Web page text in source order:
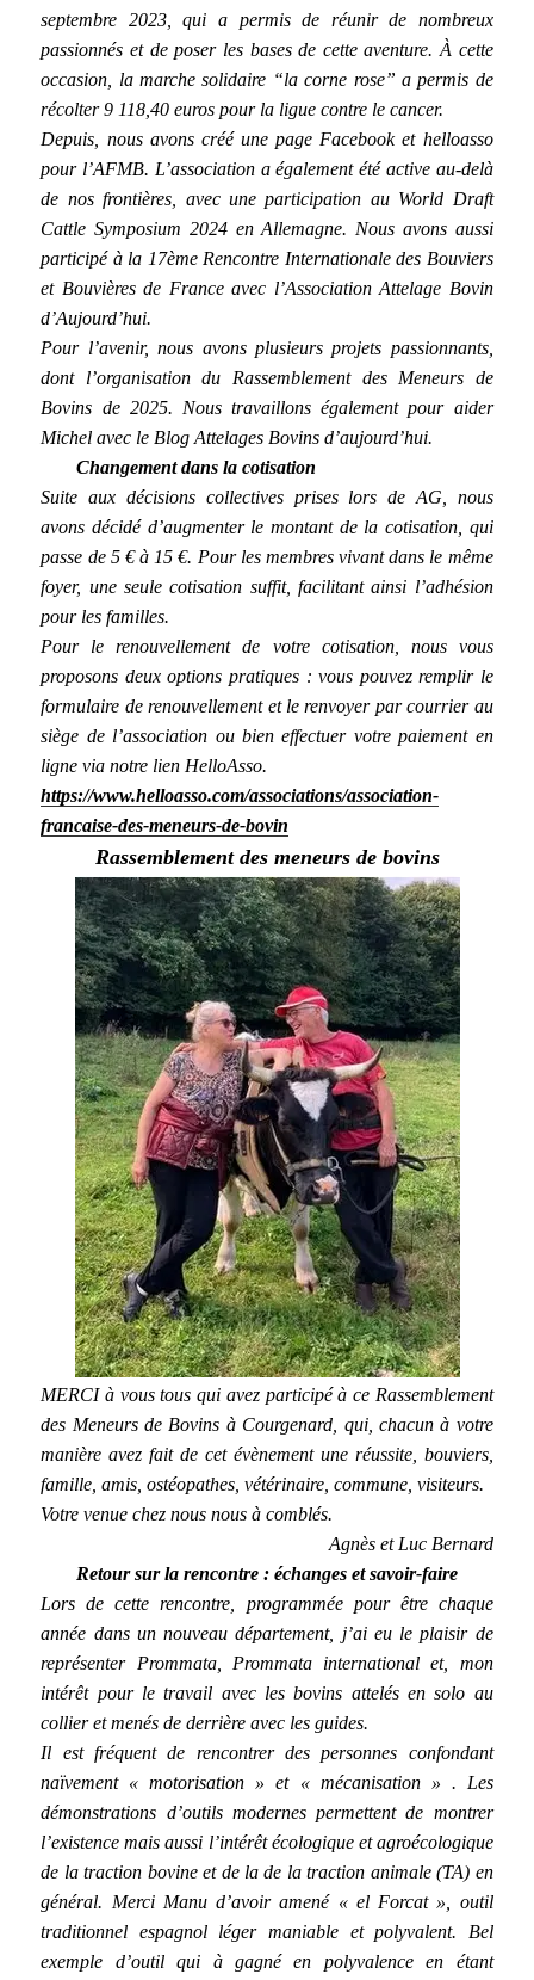
septembre 2023, qui a permis de réunir de nombreux
passionnés et de poser les bases de cette aventure. À cette
occasion, la marche solidaire “la corne rose” a permis de
récolter 9 118,40 euros pour la ligue contre le cancer.
Depuis, nous avons créé une page Facebook et helloasso
pour l’AFMB. L’association a également été active au-delà
de nos frontières, avec une participation au World Draft
Cattle Symposium 2024 en Allemagne. Nous avons aussi
participé à la 17ème Rencontre Internationale des Bouviers
et Bouvières de France avec l’Association Attelage Bovin
d’Aujourd’hui.
Pour l’avenir, nous avons plusieurs projets passionnants,
dont l’organisation du Rassemblement des Meneurs de
Bovins de 2025. Nous travaillons également pour aider
Michel avec le Blog Attelages Bovins d’aujourd’hui.
Changement dans la cotisation
Suite aux décisions collectives prises lors de AG, nous
avons décidé d’augmenter le montant de la cotisation, qui
passe de 5 € à 15 €. Pour les membres vivant dans le même
foyer, une seule cotisation suffit, facilitant ainsi l’adhésion
pour les familles.
Pour le renouvellement de votre cotisation, nous vous
proposons deux options pratiques : vous pouvez remplir le
formulaire de renouvellement et le renvoyer par courrier au
siège de l’association ou bien effectuer votre paiement en
ligne via notre lien HelloAsso.
https://www.helloasso.com/associations/association-
francaise-des-meneurs-de-bovin
Rassemblement des meneurs de bovins
MERCI à vous tous qui avez participé à ce Rassemblement
des Meneurs de Bovins à Courgenard, qui, chacun à votre
manière avez fait de cet évènement une réussite, bouviers,
famille, amis, ostéopathes, vétérinaire, commune, visiteurs.
Votre venue chez nous nous à comblés.
Agnès et Luc Bernard
Retour sur la rencontre : échanges et savoir-faire
Lors de cette rencontre, programmée pour être chaque
année dans un nouveau département, j’ai eu le plaisir de
représenter Prommata, Prommata international et, mon
intérêt pour le travail avec les bovins attelés en solo au
collier et menés de derrière avec les guides.
Il est fréquent de rencontrer des personnes confondant
naïvement « motorisation » et « mécanisation » . Les
démonstrations d’outils modernes permettent de montrer
l’existence mais aussi l’intérêt écologique et agroécologique
de la traction bovine et de la de la traction animale (TA) en
général. Merci Manu d’avoir amené « el Forcat », outil
traditionnel espagnol léger maniable et polyvalent. Bel
exemple d’outil qui à gagné en polyvalence en étant